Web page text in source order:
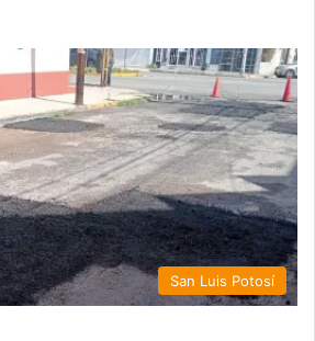
San Luis Potosí